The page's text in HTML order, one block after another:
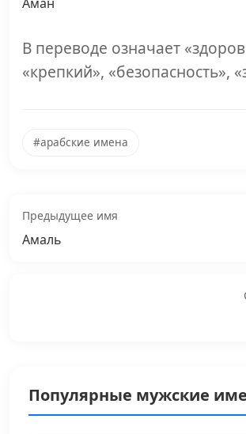
В переводе означает
«крепкий», «безопасность»,
#арабские имена
Предыдущее имя
Амаль
Популярные мужские